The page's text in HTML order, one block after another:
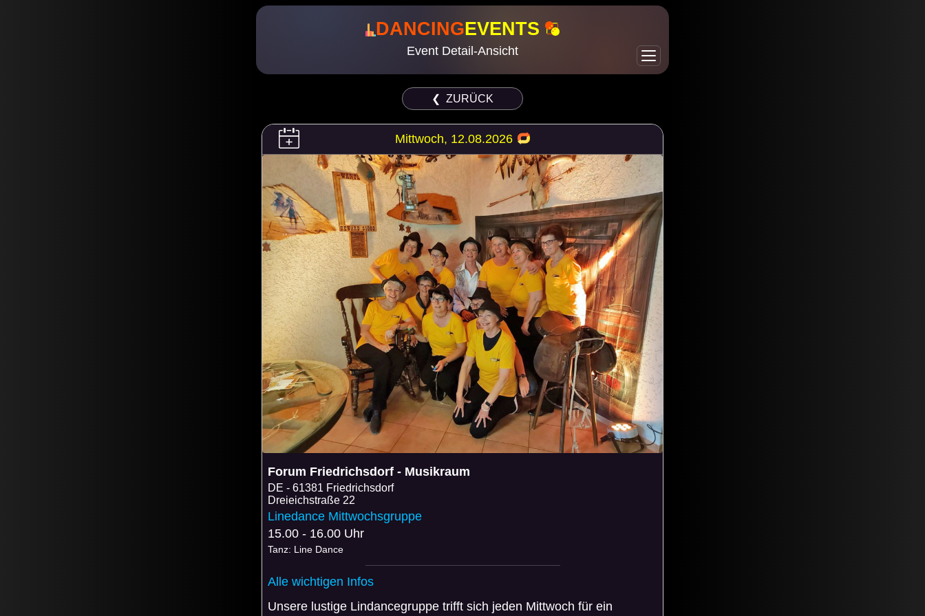
DANCINGEVENTS
Event Detail-Ansicht
❮ ZURÜCK
Mittwoch, 12.08.2026
Forum Friedrichsdorf - Musikraum
DE
61381 Friedrichsdorf
Dreieichstraße 22
Linedance Mittwochsgruppe
15.00 - 16.00 Uhr
Tanz: Line Dance
Alle wichtigen Infos
Unsere lustige Lindancegruppe trifft sich jeden Mittwoch für ein